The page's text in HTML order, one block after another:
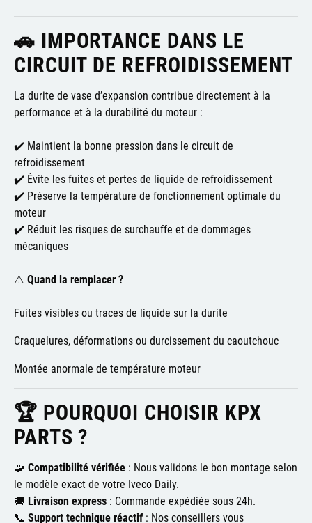
🚗 IMPORTANCE DANS LE
CIRCUIT DE REFROIDISSEMENT
La durite de vase d’expansion contribue directement à la
performance et à la durabilité du moteur :
✔️ Maintient la bonne pression dans le circuit de
refroidissement
✔️ Évite les fuites et pertes de liquide de refroidissement
✔️ Préserve la température de fonctionnement optimale du
moteur
✔️ Réduit les risques de surchauffe et de dommages
mécaniques
⚠️ Quand la remplacer ?
Fuites visibles ou traces de liquide sur la durite
Craquelures, déformations ou durcissement du caoutchouc
Montée anormale de température moteur
🏆 POURQUOI CHOISIR KPX
PARTS ?
🧩 Compatibilité vérifiée : Nous validons le bon montage selon
le modèle exact de votre Iveco Daily.
🚚 Livraison express : Commande expédiée sous 24h.
📞 Support technique réactif : Nos conseillers vous